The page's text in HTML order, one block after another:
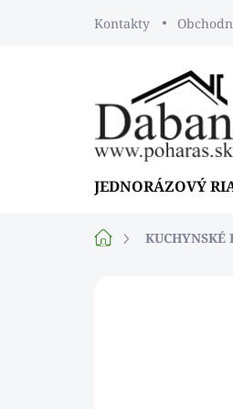
Kontakty
JEDNORÁZOVÝ
DomovKUCHYNSKÉ